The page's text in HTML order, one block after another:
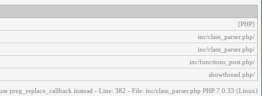
[PHP]
/inc/class_parser.php
/inc/class_parser.php
/inc/functions_post.php
/showthread.php
preg_replace_callback instead - Line: 382 - File: inc/class_parser.php PHP 7.0.33 (Linux)